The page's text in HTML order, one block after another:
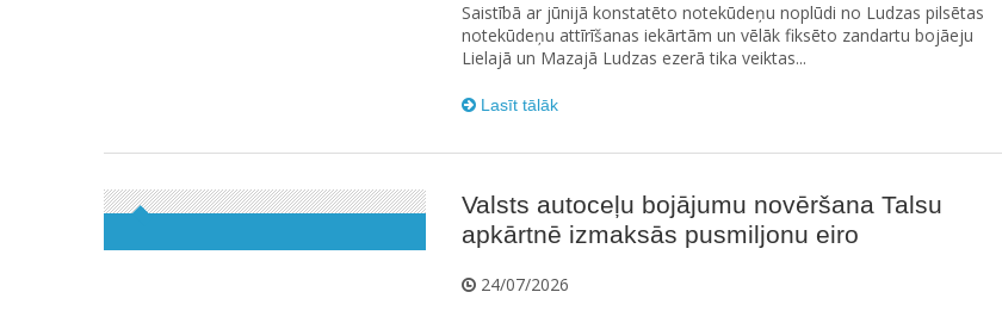
Saistībā ar jūnijā konstatēto notekūdeņu noplūdi no Ludzas pilsētas
notekūdeņu attīrīšanas iekārtām un vēlāk fiksēto zandartu bojāeju
Lielajā un Mazajā Ludzas ezerā tika veiktas...
Lasīt tālāk
Valsts autoceļu bojājumu novēršana Talsu
apkārtnē izmaksās pusmiljonu eiro
24/07/2026